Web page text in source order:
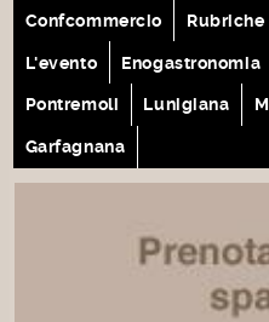
Confcommercio Rubriche
L'evento Enogastronomia
Pontremoli Lunigiana
Garfagnana